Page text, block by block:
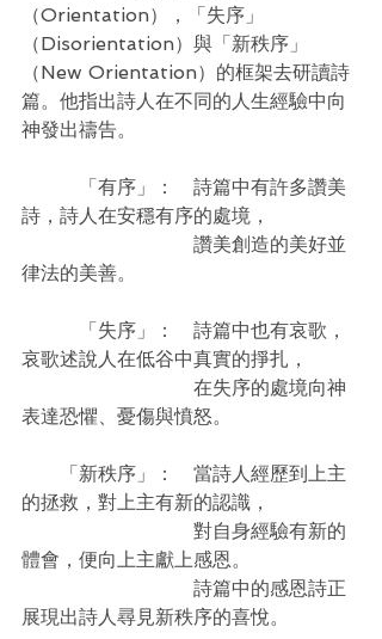
（Orientation），「失序」
（Disorientation）與「新秩序」
（New Orientation）的框架去研讀詩
篇。他指出詩人在不同的人生經驗中向
神發出禱告。
「有序」：　詩篇中有許多讚美
詩，詩人在安穩有序的處境，
讚美創造的美好並
律法的美善。
「失序」：　詩篇中也有哀歌，
哀歌述說人在低谷中真實的掙扎，
在失序的處境向神
表達恐懼、憂傷與憤怒。
「新秩序」：　當詩人經歷到上主
的拯救，對上主有新的認識，
對自身經驗有新的
體會，便向上主獻上感恩。
詩篇中的感恩詩正
展現出詩人尋見新秩序的喜悅。